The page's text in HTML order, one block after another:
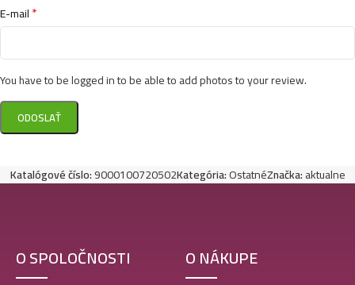
E-mail*
You have to be logged in to be able to add photos to your review.
Katalógové číslo:9000100720502Kategória:OstatnéZnačka:aktualne
O SPOLOČNOSTI O NÁKUPE